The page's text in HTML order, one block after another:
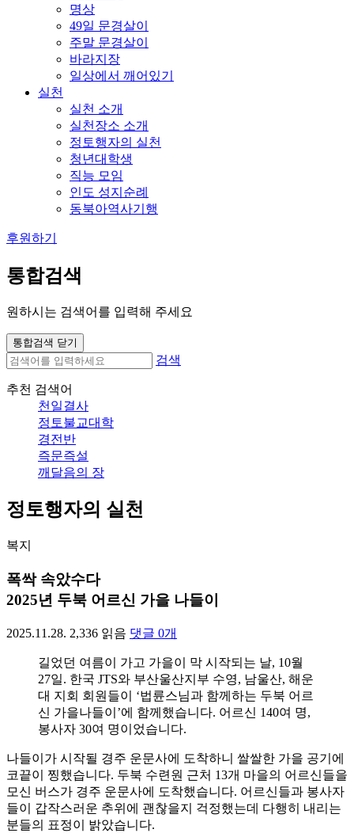
명상
49일 문경살이
주말 문경살이
바라지장
일상에서 깨어있기
실천
실천 소개
실천장소 소개
정토행자의 실천
청년대학생
직능 모임
인도 성지순례
동북아역사기행
후원하기
통합검색
원하시는 검색어를 입력해 주세요
통합검색 닫기
검색
추천 검색어
천일결사
정토불교대학
경전반
즉문즉설
깨달음의 장
정토행자의 실천
복지
폭싹 속았수다
2025년 두북 어르신 가을 나들이
2025.11.28. 2,336 읽음 댓글 0개
길었던 여름이 가고 가을이 막 시작되는 날, 10월
27일. 한국 JTS와 부산울산지부 수영, 남울산, 해운
대 지회 회원들이 ‘법륜스님과 함께하는 두북 어르
신 가을나들이’에 함께했습니다. 어르신 140여 명,
봉사자 30여 명이었습니다.
나들이가 시작될 경주 운문사에 도착하니 쌀쌀한 가을 공기에
코끝이 찡했습니다. 두북 수련원 근처 13개 마을의 어르신들을
모신 버스가 경주 운문사에 도착했습니다. 어르신들과 봉사자
들이 갑작스러운 추위에 괜찮을지 걱정했는데 다행히 내리는
분들의 표정이 밝았습니다.